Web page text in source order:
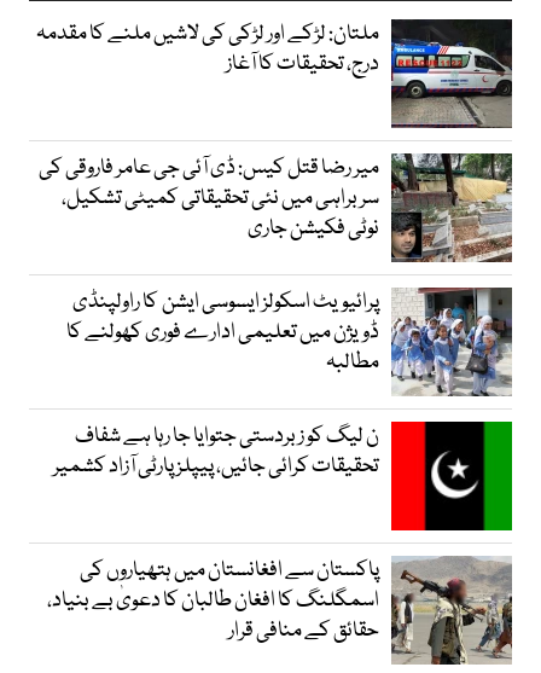
ملتان: لڑکے اور لڑکی کی لاشیں ملنے کا مقدمہ
درج، تحقیقات کا آغاز
میر رضا قتل کیس: ڈی آئی جی عامر فاروقی کی
سربراہی میں نئی تحقیقاتی کمیٹی تشکیل،
نوٹی فکیشن جاری
پرائیویٹ اسکولز ایسوسی ایشن کا راولپنڈی
ڈویژن میں تعلیمی ادارے فوری کھولنے کا
مطالبہ
ن لیگ کو زبردستی جتوایا جا رہا ہے شفاف
تحقیقات کرائی جائیں، پیپلز پارٹی آزاد کشمیر
پاکستان سے افغانستان میں ہتھیاروں کی
اسمگلنگ کا افغان طالبان کا دعویٰ بے بنیاد،
حقائق کے منافی قرار